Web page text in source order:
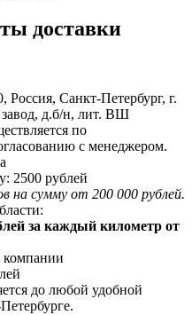
доставки
Россия, Санкт-Петербург, г.
д.б/н, лит. ВШ
по
с менеджером.
2500 рублей
на сумму от 200 000 рублей.
за каждый километр от
компании
до любой удобной